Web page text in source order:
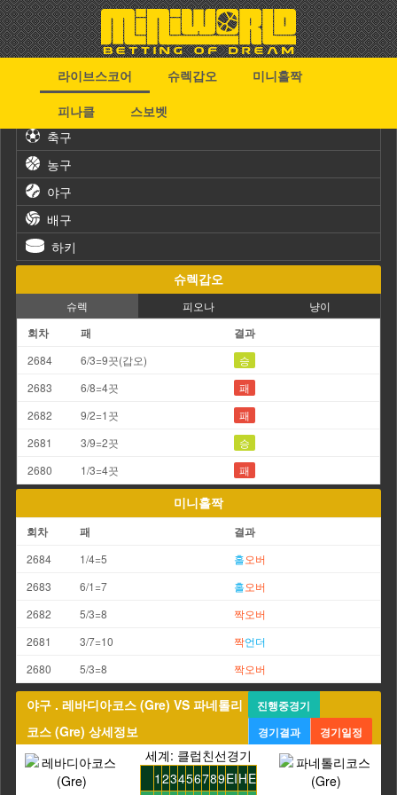
라이브스코어 슈렉갑오
미니홀짝
피나클
스보벳
축구
농구
야구
배구
하키
슈렉갑오
슈렉 피오나 냥이
회차 패 결과
2684 6/3=9끗(갑오)
승
2683
6/8=4끗
패
2682
9/2=1끗
패
2681
3/9=2끗
승
2680
1/3=4끗 패
미니홀짝
회차 패 결과
2684 1/4=5 홀오버
2683
6/1=7 홀오버
2682
5/3=8 짝오버
2681
3/7=10 짝언더
2680
5/3=8 짝오버
야구 . 레바디아코스 (Gre) VS 파네톨리
코스 (Gre) 상세정보
진행중경기
경기결과
경기일정
세계: 클럽친선경기
1 23456789EIHE